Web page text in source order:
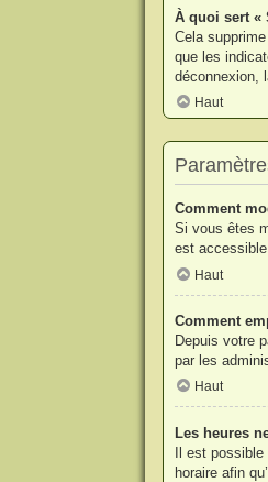
À quoi sert «
Cela
que les
déconnexion,
Haut
Comment
Si vous êtes
est
Haut
Comment
Depuis votre
par les
Haut
Les heures
Il est possible
horaire afin